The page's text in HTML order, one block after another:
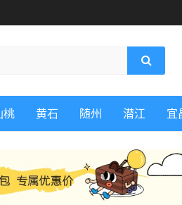
桃 黄石 随州 潜江 宜